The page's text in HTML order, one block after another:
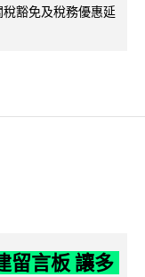
豁免及稅務優惠延
留言板 讓多